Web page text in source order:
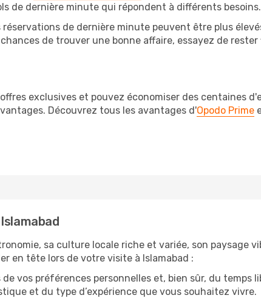
de dernière minute qui répondent à différents besoins.
de dernière minute peuvent être plus
de trouver une bonne affaire, essayez de
exclusives et pouvez économiser des centaines
Découvrez tous les avantages d'Opodo Prime
sa culture locale riche et variée, son paysage
en tête lors de votre visite à Islamabad :
vos préférences personnelles et, bien sûr, du temps
et du type d’expérience que vous souhaitez vivre.